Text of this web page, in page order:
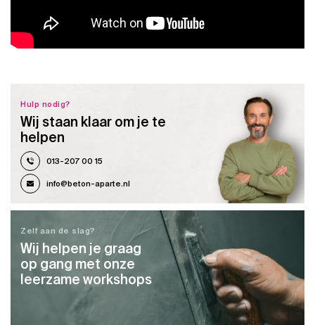
Hulp nodig?
Wij staan klaar om je te
helpen
013-207 00 15
info@beton-aparte.nl
Zelf aan de slag?
Wij helpen je graag
op gang met onze
leerzame workshops